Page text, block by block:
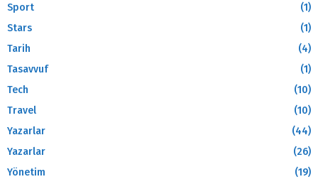
Sport
(1)
Stars
(1)
Tarih
(4)
Tasavvuf
(1)
Tech
(10)
Travel
(10)
Yazarlar
(44)
Yazarlar
(26)
Yönetim
(19)